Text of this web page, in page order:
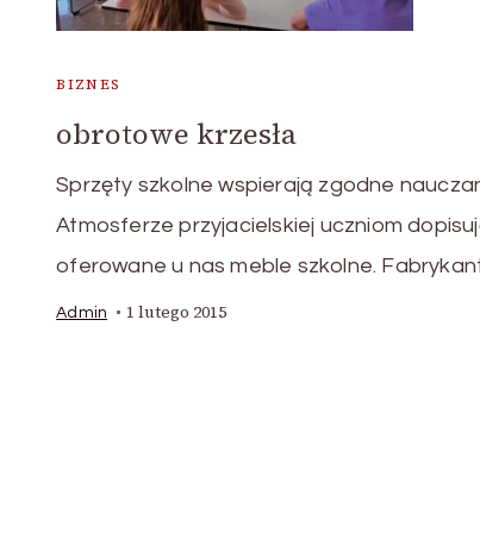
BIZNES
obrotowe krzesła
Sprzęty szkolne wspierają zgodne
Atmosferze przyjacielskiej uczniom
oferowane u nas meble szkolne.
Admin 1 lutego 2015